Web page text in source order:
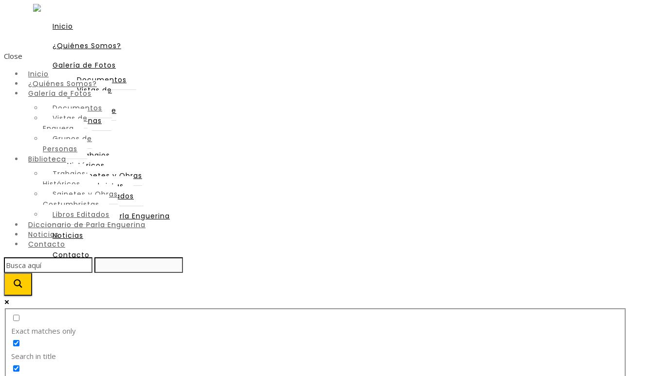
Inicio
¿Quiénes Somos?
Galería de Fotos
Documentos
Vistas de
Enguera
Grupos de
Personas
Biblioteca
Trabajos
Históricos
Sainetes y Obras
Costumbristas
Libros Editados
Diccionario de Parla Enguerina
Noticias
Contacto
Close
Inicio
¿Quiénes Somos?
Galería de Fotos
Documentos
Vistas de
Enguera
Grupos de
Personas
Biblioteca
Trabajos
Históricos
Sainetes y Obras
Costumbristas
Libros Editados
Diccionario de Parla Enguerina
Noticias
Contacto
Exact matches only
Search in title